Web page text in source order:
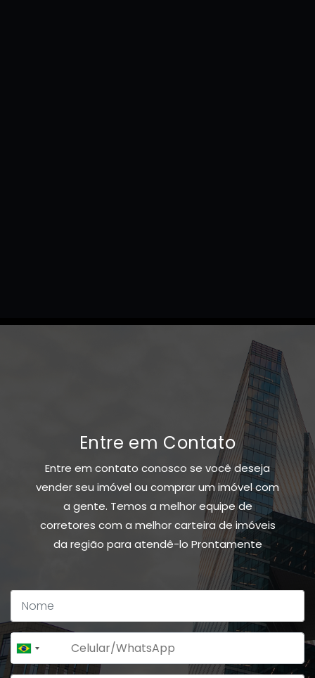
Entre em Contato
Entre em contato conosco se você deseja
vender seu imóvel ou comprar um imóvel com
a gente. Temos a melhor equipe de
corretores com a melhor carteira de imóveis
da região para atendê-lo Prontamente
Brazil
+55